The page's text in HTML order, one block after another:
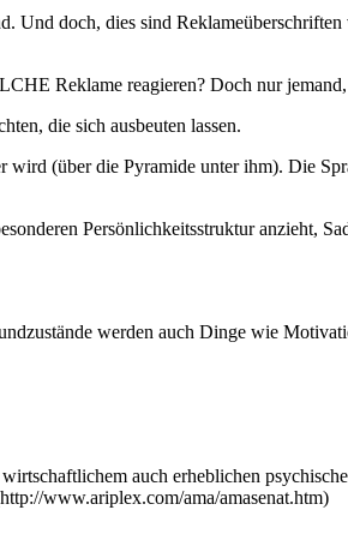
doch, dies sind
Reklame reagieren? Doch nur
die sich ausbeuten lassen.
(über die Pyramide unter ihm). Die
Persönlichkeitsstruktur anzieht,
werden auch Dinge wie
auch erheblichen
www.ariplex.com/ama/amasenat.htm)